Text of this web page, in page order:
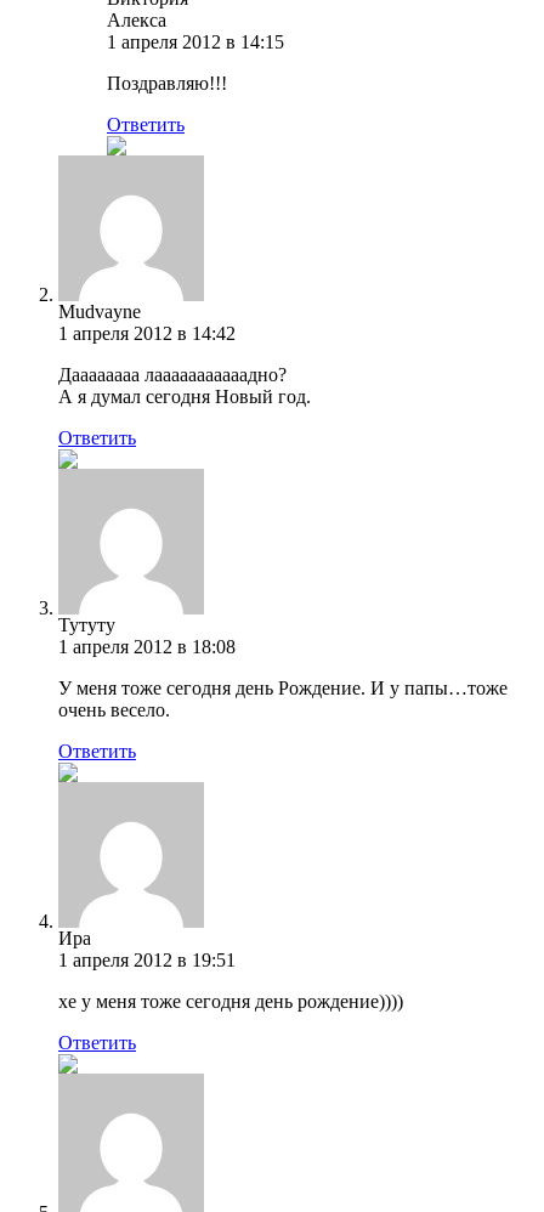
Алекса
1 апреля 2012 в 14:15
Поздравляю!!!
Ответить
Mudvayne
1 апреля 2012 в 14:42
Даааааааа лааааааааааадно?
А я думал сегодня Новый год.
Ответить
Тутуту
1 апреля 2012 в 18:08
У меня тоже сегодня день Рождение. И у папы…тоже
очень весело.
Ответить
Ира
1 апреля 2012 в 19:51
хе у меня тоже сегодня день рождение))))
Ответить